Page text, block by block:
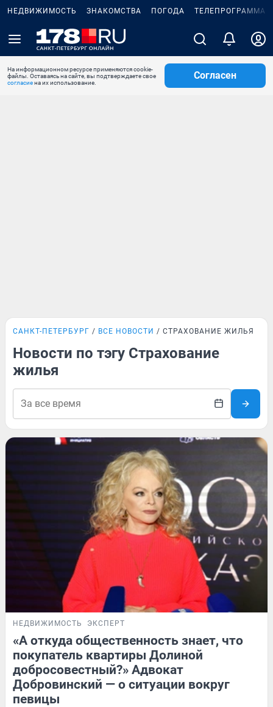
НЕДВИЖИМОСТЬ ЗНАКОМСТВА ПОГОДА ТЕЛЕПРОГРАММА
На информационном ресурсе применяются cookie-
файлы. Оставаясь на сайте, вы подтверждаете свое
согласиена их использование.
Согласен
САНКТ-ПЕТЕРБУРГ ВСЕ НОВОСТИ СТРАХОВАНИЕ ЖИЛЬЯ
Новости по тэгу Страхование
жилья
НЕДВИЖИМОСТЬ ЭКСПЕРТ
«А откуда общественность знает, что
покупатель квартиры Долиной
добросовестный?» Адвокат
Добровинский — о ситуации вокруг
певицы